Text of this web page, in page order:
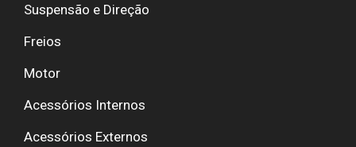
Suspensão e Direção
Freios
Motor
Acessórios Internos
Acessórios Externos